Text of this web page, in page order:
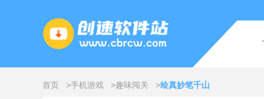
首页 手机游戏 趣味闯关 绘真妙笔千山